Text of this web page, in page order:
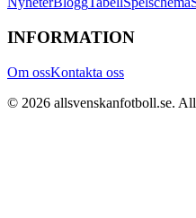
INFORMATION
Om ossKontakta oss
© 2026 allsvenskanfotboll.se.